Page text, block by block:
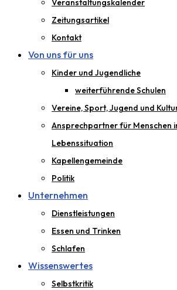
Veranstaltungskalender
Zeitungsartikel
Kontakt
Von uns für uns
Kinder und Jugendliche
weiterführende Schulen
Vereine, Sport, Jugend und
Ansprechpartner für Menschen
Lebenssituation
Kapellengemeinde
Politik
Unternehmen
Dienstleistungen
Essen und Trinken
Schlafen
Wissenswertes
Selbstkritik